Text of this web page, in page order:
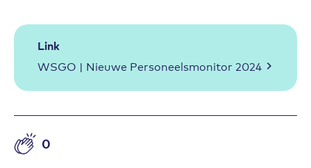
Link
WSGO | Nieuwe Personeelsmonitor 2024
Aantal likes
0